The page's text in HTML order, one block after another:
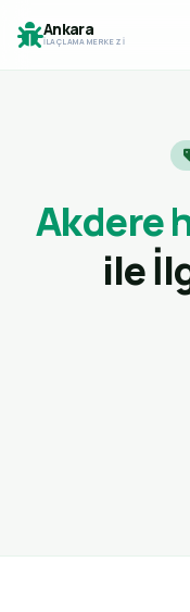
Ankara
İLAÇLAMA MERKEZI
Akdere
ile